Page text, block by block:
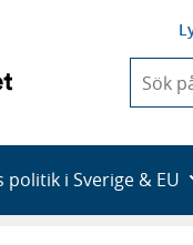
du
skriva
en
politik i Sverige & EU